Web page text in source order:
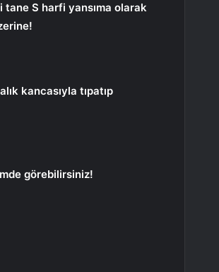
tane S harfi yansıma olarak
kancasıyla tıpatıp
görebilirsiniz!